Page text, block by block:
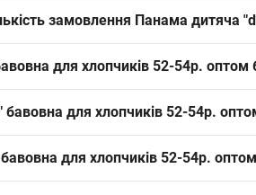
обороту в сезон.замовлення Панама дитяча
для хлопчиків 52-54р. оптом
базовий літній товар до викладки
для хлопчиків 52-54р.
для хлопчиків 52-54р.